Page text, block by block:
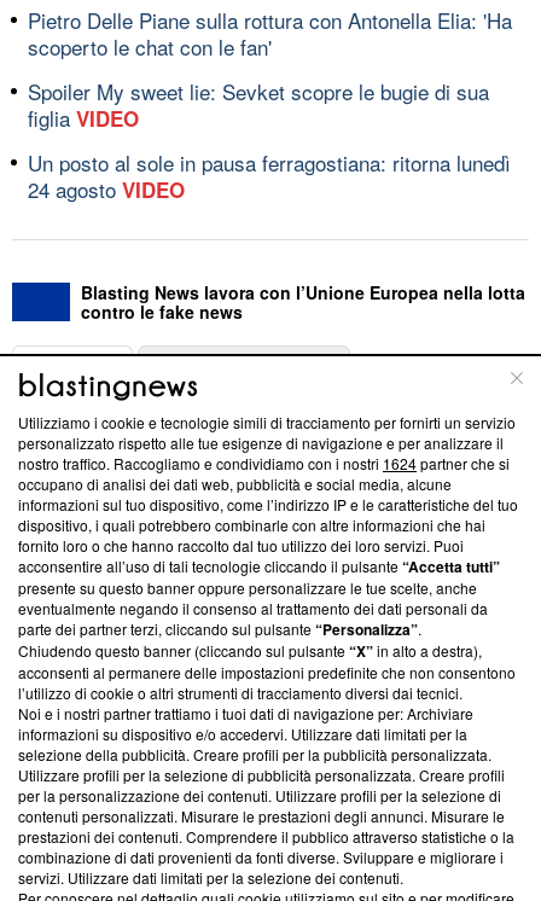
Pietro Delle Piane sulla rottura con Antonella Elia: 'Ha
scoperto le chat con le fan'
Spoiler My sweet lie: Sevket scopre le bugie di sua
figlia VIDEO
Un posto al sole in pausa ferragostiana: ritorna lunedì
24 agosto VIDEO
Blasting News lavora con l’Unione Europea nella lotta
contro le fake news
ABOUT
Questa sezione offre informazioni trasparenti su Blasting
News, sui nostri processi editoriali e su come ci impegniamo a
creare news di qualità. Inoltre, afferma la nostra aderenza a
‘Trust Project - News with Integrity’Blasting News non è
ancora membro del programma, ma ha richiesto di farne
parte; Trust Project non ha ancora effettuato una verifica di
conformità agli standard.
Su di noi
Team editoriale
Corporate
Redazione
Informativa Privacy
Cookie Policy
Blasting SA, IDI CHE-247.845.224, Via Carlo Frasca, 3 - 6900
Utilizziamo i cookie e tecnologie simili di tracciamento per fornirti un servizio
personalizzato rispetto alle tue esigenze di navigazione e per analizzare il
nostro traffico. Raccogliamo e condividiamo con i nostri 1624partner che si
occupano di analisi dei dati web, pubblicità e social media, alcune
informazioni sul tuo dispositivo, come l’indirizzo IP e le caratteristiche del tuo
dispositivo, i quali potrebbero combinarle con altre informazioni che hai
fornito loro o che hanno raccolto dal tuo utilizzo dei loro servizi. Puoi
acconsentire all’uso di tali tecnologie cliccando il pulsante“Accetta tutti”
presente su questo banner oppure personalizzare le tue scelte, anche
eventualmente negando il consenso al trattamento dei dati personali da
parte dei partner terzi, cliccando sul pulsante“Personalizza”.
Chiudendo questo banner (cliccando sul pulsante“X”in alto a destra),
acconsenti al permanere delle impostazioni predefinite che non consentono
l’utilizzo di cookie o altri strumenti di tracciamento diversi dai tecnici.
Noi e i nostri partner trattiamo i tuoi dati di navigazione per: Archiviare
informazioni su dispositivo e/o accedervi. Utilizzare dati limitati per la
selezione della pubblicità. Creare profili per la pubblicità personalizzata.
Utilizzare profili per la selezione di pubblicità personalizzata. Creare profili
per la personalizzazione dei contenuti. Utilizzare profili per la selezione di
contenuti personalizzati. Misurare le prestazioni degli annunci. Misurare le
prestazioni dei contenuti. Comprendere il pubblico attraverso statistiche o la
combinazione di dati provenienti da fonti diverse. Sviluppare e migliorare i
servizi. Utilizzare dati limitati per la selezione dei contenuti.